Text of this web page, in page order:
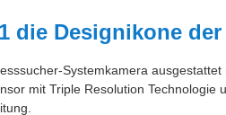
die Designikone
Systemkamera ausgestattet
mit Triple Resolution Technologie
.